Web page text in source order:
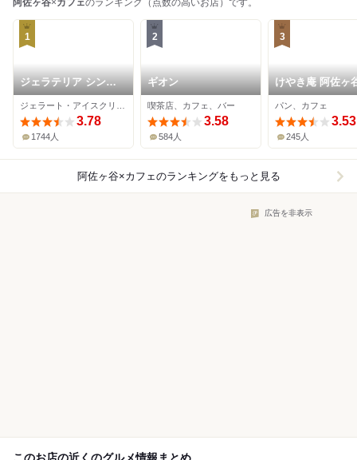
阿佐ヶ谷×カフェのランキング（点数の高いお店）です。
1
ジェラテリア シンチ
ェリータ
3.78
1744人
2
ギオン
喫茶店、カフェ、バー
3.58
584人
3
けやき庵 阿佐ヶ
パン、カフェ
3.53
245人
阿佐ヶ谷×カフェのランキングをもっと見る
広告を非表示